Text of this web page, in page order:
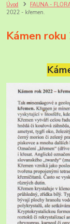
Úvod FAUNA -
2022 - křemen.
Kámen